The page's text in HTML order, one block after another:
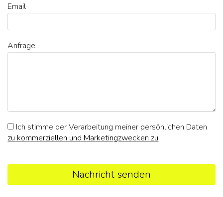
Email
Anfrage
Ich stimme der Verarbeitung meiner persönlichen Daten
zu kommerziellen und Marketingzwecken zu
Nachricht senden